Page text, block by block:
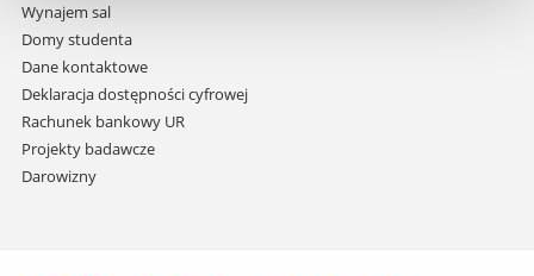
Wynajem sal
Domy studenta
Dane kontaktowe
Deklaracja dostępności cyfrowej
Rachunek bankowy UR
Projekty badawcze
Darowizny